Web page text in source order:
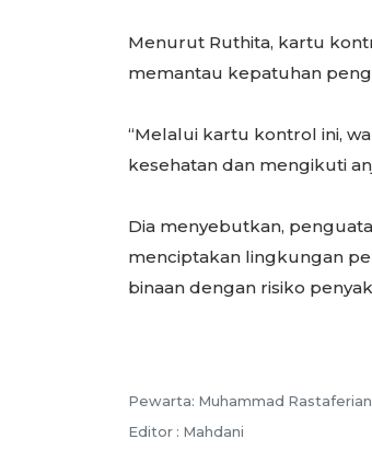
Menurut Ruthita, kartu
memantau kepatuhan
“Melalui kartu kontrol ini,
kesehatan dan mengikuti
Dia menyebutkan,
menciptakan lingkungan
binaan dengan risiko
Pewarta: Muhammad
Editor : Mahdani